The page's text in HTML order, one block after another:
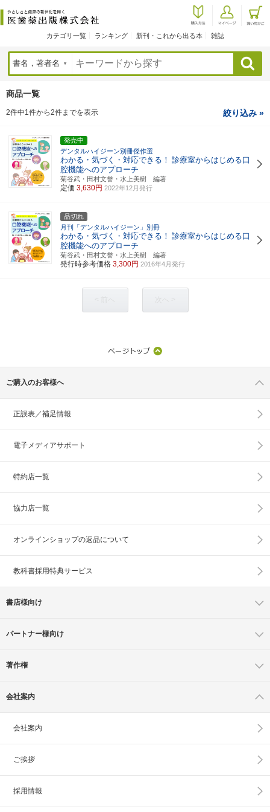
カテゴリ一覧 ランキング 新刊・これから出る本 雑誌
検索
商品一覧
2件中1件から2件までを表示 絞り込み »
発売中
デンタルハイジーン別冊傑作選
わかる・気づく・対応できる！ 診療室からはじめる口
腔機能へのアプローチ
菊谷武・田村文誉・水上美樹 編著
定価 3,630円 2022年12月発行
品切れ
月刊「デンタルハイジーン」別冊
わかる・気づく・対応できる！ 診療室からはじめる口
腔機能へのアプローチ
菊谷武・田村文誉・水上美樹 編著
発行時参考価格 3,300円 2016年4月発行
ご購入のお客様へ
正誤表／補足情報
電子メディアサポート
特約店一覧
協力店一覧
オンラインショップの返品について
教科書採用特典サービス
書店様向け
パートナー様向け
著作権
会社案内
会社案内
ご挨拶
採用情報